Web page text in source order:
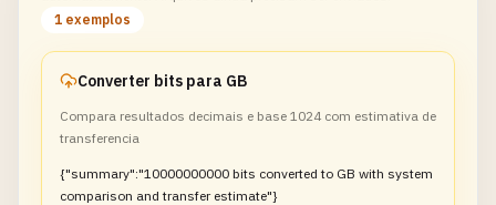
1 exemplos
Converter bits para GB
Compara resultados decimais e base 1024 com estimativa de
transferencia
{"summary":"10000000000 bits converted to GB with system
comparison and transfer estimate"}